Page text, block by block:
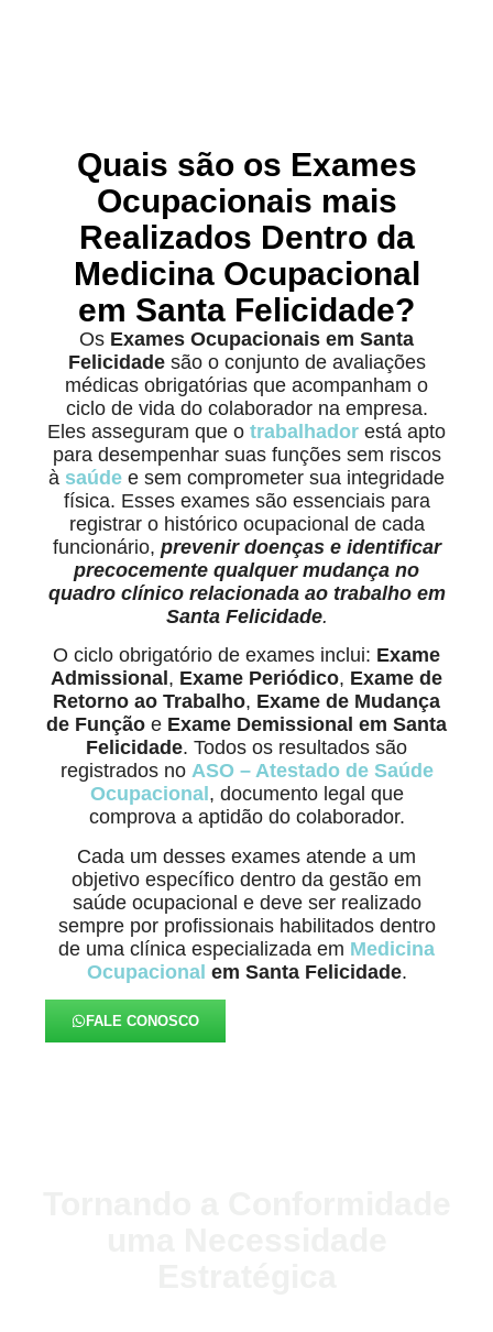
Quais são os Exames
Ocupacionais mais
Realizados Dentro da
Medicina Ocupacional
em Santa Felicidade?
Os Exames Ocupacionais em Santa
Felicidadesão o conjunto de avaliações
médicas obrigatórias que acompanham o
ciclo de vida do colaborador na empresa.
Eles asseguram que o trabalhador está apto
para desempenhar suas funções sem riscos
à saúde e sem comprometer sua integridade
física. Esses exames são essenciais para
registrar o histórico ocupacional de cada
funcionário, prevenir doenças e identificar
precocemente qualquer mudança no
quadro clínico relacionada ao trabalho em
Santa Felicidade.
O ciclo obrigatório de exames inclui: Exame
Admissional , Exame Periódico, Exame de
Retorno ao Trabalho, Exame de Mudança
de Função e Exame Demissional em Santa
Felicidade. Todos os resultados são
registrados no ASO – Atestado de Saúde
Ocupacional , documento legal que
comprova a aptidão do colaborador.
Cada um desses exames atende a um
objetivo específico dentro da gestão em
saúde ocupacional e deve ser realizado
sempre por profissionais habilitados dentro
de uma clínica especializada em Medicina
Ocupacional em Santa Felicidade.
FALE CONOSCO